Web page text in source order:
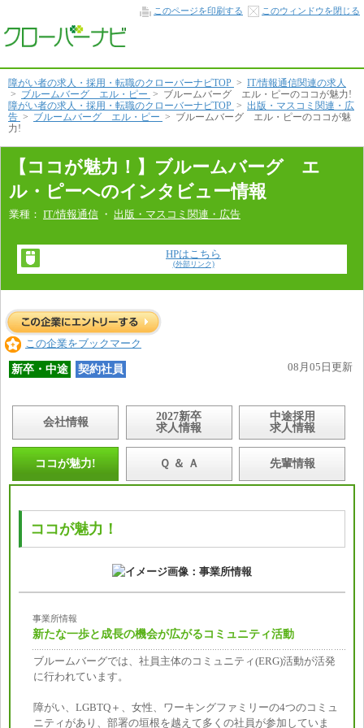
が
魅
本
文
へ
このページを印刷する このウィンドウを閉じる
障がい者の求人・採用・転職のクローバーナビTOP > IT/情報通信関連の求人
> ブルームバーグ エル・ピー > ブルームバーグ エル・ピーのココが魅力!
障がい者の求人・採用・転職のクローバーナビTOP > 出版・マスコミ関連・広
告 > ブルームバーグ エル・ピー > ブルームバーグ エル・ピーのココが魅
力!
【ココが魅力！】ブルームバーグ エ
ル・ピーへのインタビュー情報
業種： IT/情報通信 ・ 出版・マスコミ関連・広告
HPはこちら
(外部リンク)
この企業をブックマーク
新卒・中途 契約社員 08月05日更新
会社情報
2027新卒
求人情報
中途採用
求人情報
ココが魅力! Ｑ ＆ Ａ 先輩情報
ココが魅力！
事業所情報
新たな一歩と成長の機会が広がるコミュニティ活動
ブルームバーグでは、社員主体のコミュニティ(ERG)活動が活発
に行われています。
障がい、LGBTQ＋、女性、ワーキングファミリーの4つのコミュ
ニティがあり、部署の垣根を越えて多くの社員が参加していま